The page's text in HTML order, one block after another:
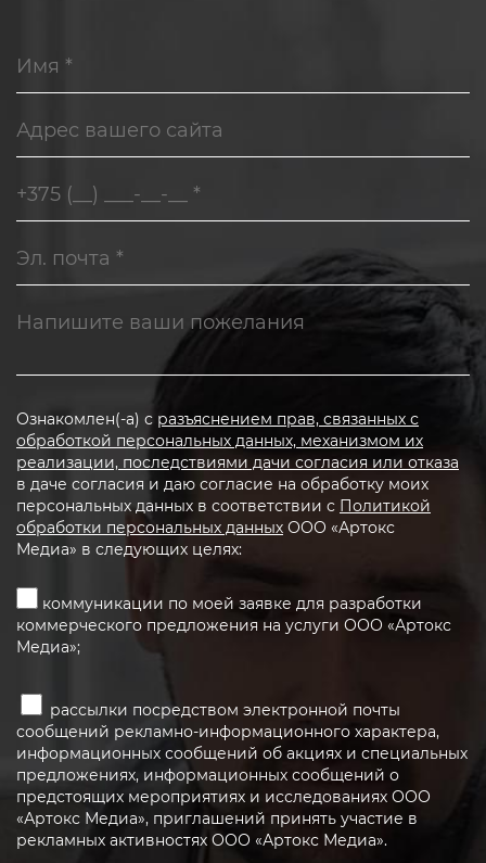
Ознакомлен(-а) с разъяснением прав, связанных с
обработкой персональных данных, механизмом их
реализации, последствиями дачи согласия или отказа
в даче согласия и даю согласие на обработку моих
персональных данных в соответствии с Политикой
обработки персональных данных ООО «Артокс
Медиа» в следующих целях:
коммуникации по моей заявке для разработки
коммерческого предложения на услуги ООО «Артокс
Медиа»;
рассылки посредством электронной почты
сообщений рекламно-информационного характера,
информационных сообщений об акциях и специальных
предложениях, информационных сообщений о
предстоящих мероприятиях и исследованиях ООО
«Артокс Медиа», приглашений принять участие в
рекламных активностях ООО «Артокс Медиа».